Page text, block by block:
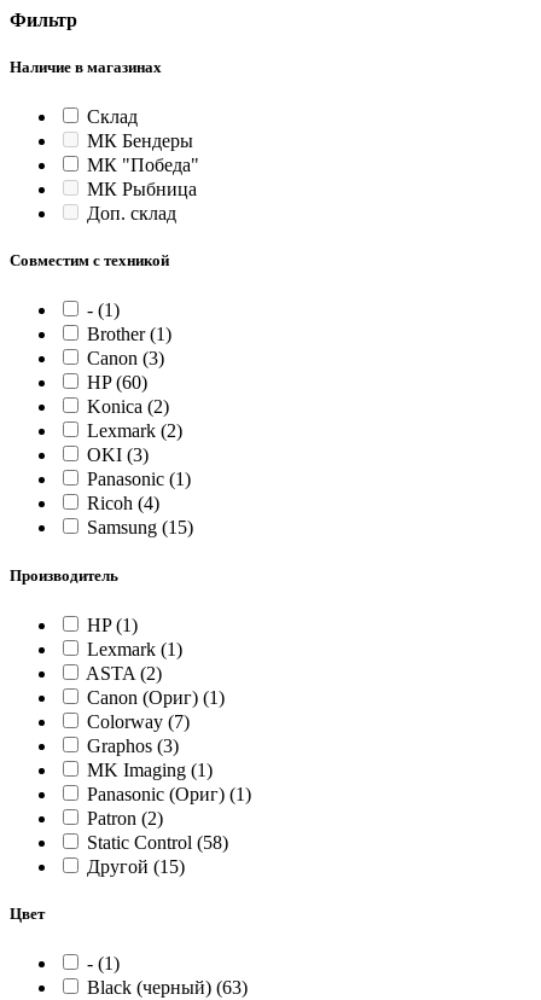
Фильтр
Наличие в магазинах
Склад
МК Бендеры
МК "Победа"
МК Рыбница
Доп. склад
Совместим с техникой
- (1)
Brother(1)
Canon (3)
HP(60)
Konica (2)
Lexmark (2)
OKI (3)
Panasonic (1)
Ricoh (4)
Samsung (15)
Производитель
HP(1)
Lexmark (1)
ASTA (2)
Canon (Ориг) (1)
Colorway (7)
Graphos (3)
MK Imaging (1)
Panasonic (Ориг) (1)
Patron (2)
Static Control (58)
Другой (15)
Цвет
- (1)
Black (черный) (63)